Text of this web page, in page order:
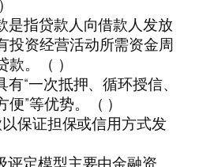
是指贷款人向借款人发放
投资经营活动所需资金周
。（ ）
“一次抵押、循环授信、
”等优势。（ ）
保证担保或信用方式发